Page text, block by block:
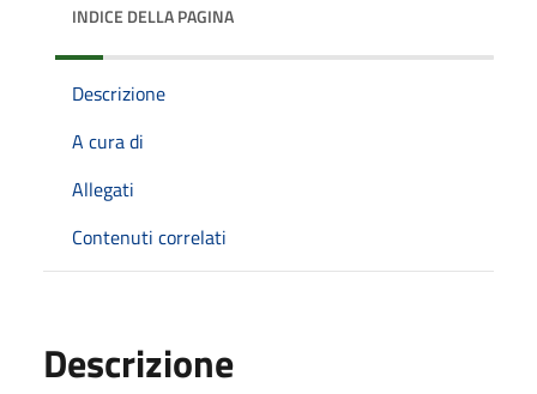
INDICE DELLA PAGINA
Descrizione
A cura di
Allegati
Contenuti correlati
Descrizione